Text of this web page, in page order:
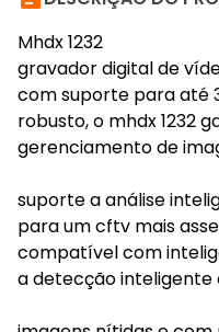
Mhdx 1232
gravador digital de
com suporte para até
robusto, o mhdx 1232
gerenciamento de
suporte a análise
para um cftv mais
compatível com
a detecção inteligente